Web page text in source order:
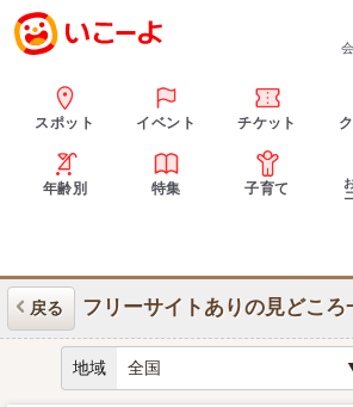
スポット イベント チケット
年齢別 特集 子育て
戻る フリーサイトありの見どころ
地域